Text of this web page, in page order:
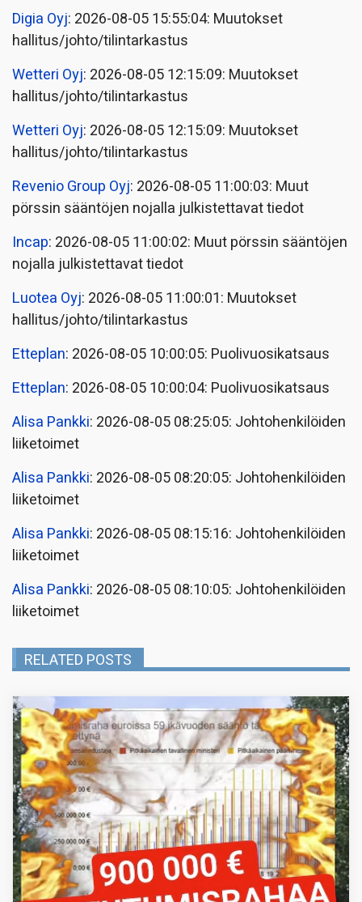
Digia Oyj: 2026-08-05 15:55:04: Muutokset
hallitus/johto/tilintarkastus
Wetteri Oyj: 2026-08-05 12:15:09: Muutokset
hallitus/johto/tilintarkastus
Wetteri Oyj: 2026-08-05 12:15:09: Muutokset
hallitus/johto/tilintarkastus
Revenio Group Oyj: 2026-08-05 11:00:03: Muut
pörssin sääntöjen nojalla julkistettavat tiedot
Incap: 2026-08-05 11:00:02: Muut pörssin sääntöjen
nojalla julkistettavat tiedot
Luotea Oyj: 2026-08-05 11:00:01: Muutokset
hallitus/johto/tilintarkastus
Etteplan: 2026-08-05 10:00:05: Puolivuosikatsaus
Etteplan: 2026-08-05 10:00:04: Puolivuosikatsaus
Alisa Pankki: 2026-08-05 08:25:05: Johtohenkilöiden
liiketoimet
Alisa Pankki: 2026-08-05 08:20:05: Johtohenkilöiden
liiketoimet
Alisa Pankki: 2026-08-05 08:15:16: Johtohenkilöiden
liiketoimet
Alisa Pankki: 2026-08-05 08:10:05: Johtohenkilöiden
liiketoimet
RELATED POSTS